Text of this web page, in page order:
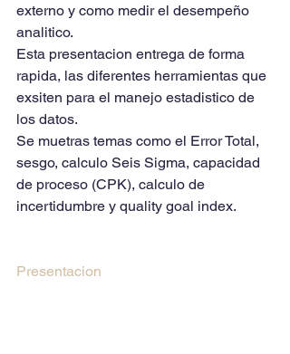
externo y como medir el desempeño
analitico.
Esta presentacion entrega de forma
rapida, las diferentes herramientas que
exsiten para el manejo estadistico de
los datos.
Se muetras temas como el Error Total,
sesgo, calculo Seis Sigma, capacidad
de proceso (CPK), calculo de
incertidumbre y quality goal index.
Presentacion